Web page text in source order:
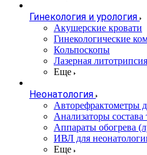
Гинекология и урология
Акушерские кровати
Гинекологические
Кольпоскопы
Лазерная литотрипсия
Еще
Неонатология
Авторефрактометры
Анализаторы состава
Аппараты обогрева
ИВЛ для
Еще